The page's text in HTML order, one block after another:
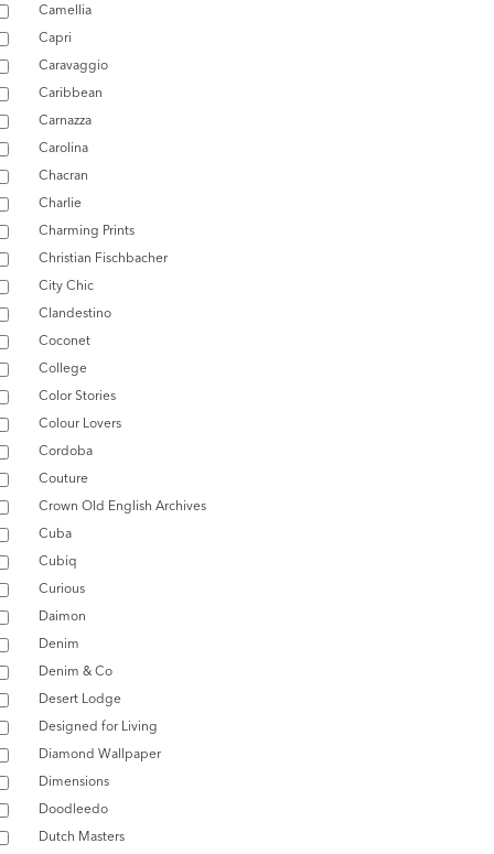
Camellia
Capri
Caravaggio
Caribbean
Carnazza
Carolina
Chacran
Charlie
Charming Prints
Christian Fischbacher
City Chic
Clandestino
Coconet
College
Color Stories
Colour Lovers
Cordoba
Couture
Crown Old English Archives
Cuba
Cubiq
Curious
Daimon
Denim
Denim & Co
Desert Lodge
Designed for Living
Diamond Wallpaper
Dimensions
Doodleedo
Dutch Masters